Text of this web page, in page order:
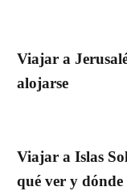
Viajar a
alojarse
Viajar a Islas
qué ver y dónde